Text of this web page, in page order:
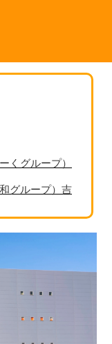
くグループ）
グループ）吉